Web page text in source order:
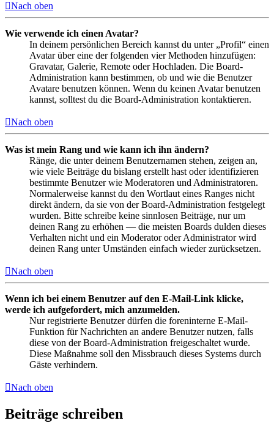
Nach oben
Wie verwende ich einen Avatar?
In deinem persönlichen Bereich kannst du unter „Profil“ einen
Avatar über eine der folgenden vier Methoden hinzufügen:
Gravatar, Galerie, Remote oder Hochladen. Die Board-
Administration kann bestimmen, ob und wie die Benutzer
Avatare benutzen können. Wenn du keinen Avatar benutzen
kannst, solltest du die Board-Administration kontaktieren.
Nach oben
Was ist mein Rang und wie kann ich ihn ändern?
Ränge, die unter deinem Benutzernamen stehen, zeigen an,
wie viele Beiträge du bislang erstellt hast oder identifizieren
bestimmte Benutzer wie Moderatoren und Administratoren.
Normalerweise kannst du den Wortlaut eines Ranges nicht
direkt ändern, da sie von der Board-Administration festgelegt
wurden. Bitte schreibe keine sinnlosen Beiträge, nur um
deinen Rang zu erhöhen — die meisten Boards dulden dieses
Verhalten nicht und ein Moderator oder Administrator wird
deinen Rang unter Umständen einfach wieder zurücksetzen.
Nach oben
Wenn ich bei einem Benutzer auf den E-Mail-Link klicke,
werde ich aufgefordert, mich anzumelden.
Nur registrierte Benutzer dürfen die foreninterne E-Mail-
Funktion für Nachrichten an andere Benutzer nutzen, falls
diese von der Board-Administration freigeschaltet wurde.
Diese Maßnahme soll den Missbrauch dieses Systems durch
Gäste verhindern.
Nach oben
Beiträge schreiben